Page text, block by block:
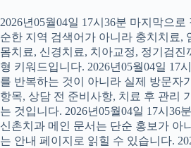
2026년05월04일 17시36분 마지막으
순한 지역 검색어가 아니라 충치치료,
몸치료, 신경치료, 치아교정, 정기검진
형 키워드입니다. 2026년05월04일 17
를 반복하는 것이 아니라 실제 방문자
항목, 상담 전 준비사항, 치료 후 관리
는 것입니다. 2026년05월04일 17시36
신촌치과 메인 문서는 단순 홍보가 아
는 안내 페이지로 읽힐 수 있습니다.